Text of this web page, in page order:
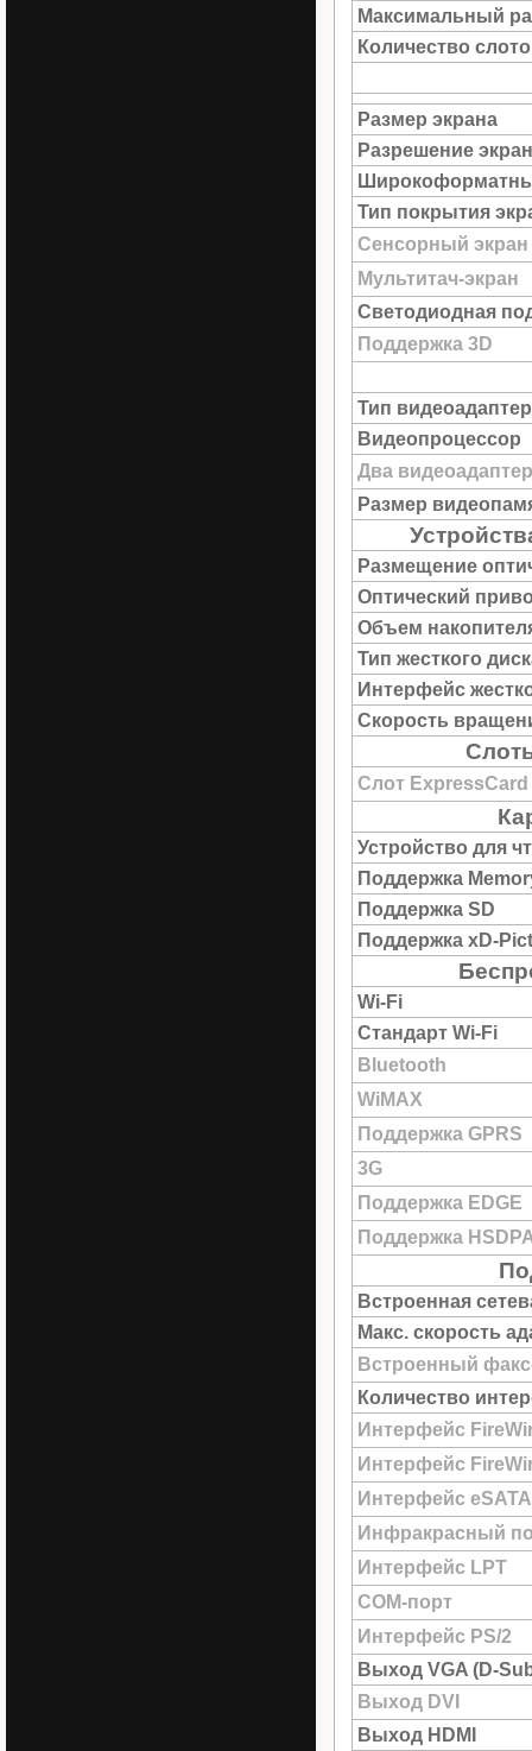
Максимальный
Количество
Размер экрана
Разрешение
Тип покрытия
Сенсорный экран
Мультитач-экран
Светодиодная
Поддержка 3D
Тип
Видеопроцессор
Два
Размер
Размещение
Оптический
Объем
Тип жесткого
Интерфейс
Скорость
Слот ExpressCard
Устройство для
Поддержка
Поддержка SD
Поддержка xD-
Wi-Fi
Стандарт Wi-Fi
Bluetooth
WiMAX
Поддержка GPRS
3G
Поддержка EDGE
Поддержка
Встроенная
Макс. скорость
Встроенный
Количество
Интерфейс
Интерфейс
Интерфейс eSATA
Инфракрасный
Интерфейс LPT
COM-порт
Интерфейс PS/2
Выход VGA (D-
Выход DVI
Выход HDMI